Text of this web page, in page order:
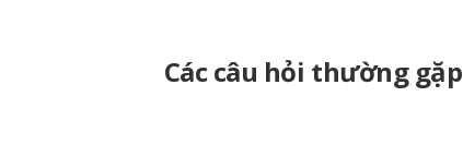
Các câu hỏi thường gặp